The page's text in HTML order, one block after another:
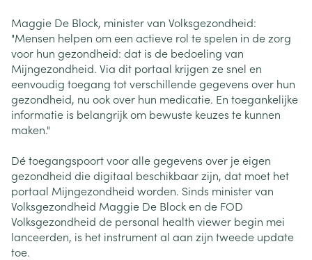
Maggie De Block, minister van Volksgezondheid:
"Mensen helpen om een actieve rol te spelen in de zorg
voor hun gezondheid: dat is de bedoeling van
Mijngezondheid. Via dit portaal krijgen ze snel en
eenvoudig toegang tot verschillende gegevens over hun
gezondheid, nu ook over hun medicatie. En toegankelijke
informatie is belangrijk om bewuste keuzes te kunnen
maken."
Dé toegangspoort voor alle gegevens over je eigen
gezondheid die digitaal beschikbaar zijn, dat moet het
portaal Mijngezondheid worden. Sinds minister van
Volksgezondheid Maggie De Block en de FOD
Volksgezondheid de personal health viewer begin mei
lanceerden, is het instrument al aan zijn tweede update
toe.